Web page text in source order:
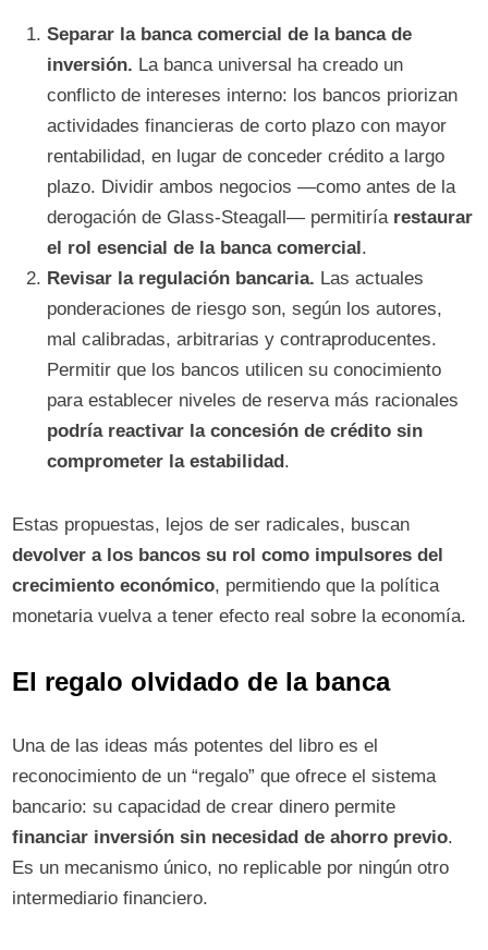
Separar la banca comercial de la banca de
inversión. La banca universal ha creado un
conflicto de intereses interno: los bancos priorizan
actividades financieras de corto plazo con mayor
rentabilidad, en lugar de conceder crédito a largo
plazo. Dividir ambos negocios —como antes de la
derogación de Glass-Steagall— permitiría restaurar
el rol esencial de la banca comercial .
Revisar la regulación bancaria. Las actuales
ponderaciones de riesgo son, según los autores,
mal calibradas, arbitrarias y contraproducentes.
Permitir que los bancos utilicen su conocimiento
para establecer niveles de reserva más racionales
podría reactivar la concesión de crédito sin
comprometer la estabilidad .
Estas propuestas, lejos de ser radicales, buscan
devolver a los bancos su rol como impulsores del
crecimiento económico, permitiendo que la política
monetaria vuelva a tener efecto real sobre la economía.
El regalo olvidado de la banca
Una de las ideas más potentes del libro es el
reconocimiento de un “regalo” que ofrece el sistema
bancario: su capacidad de crear dinero permite
financiar inversión sin necesidad de ahorro previo.
Es un mecanismo único, no replicable por ningún otro
intermediario financiero.